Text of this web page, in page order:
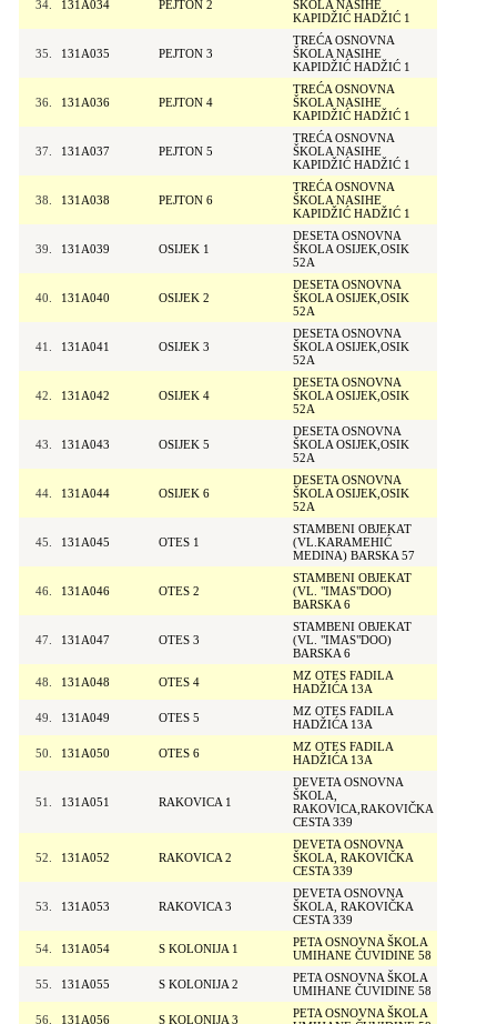
34. 131A034 PEJTON 2
ŠKOLA NASIHE
KAPIDŽIĆ HADŽIĆ 1
35. 131A035 PEJTON 3
TREĆA OSNOVNA
ŠKOLA NASIHE
KAPIDŽIĆ HADŽIĆ 1
36. 131A036 PEJTON 4
TREĆA OSNOVNA
ŠKOLA NASIHE
KAPIDŽIĆ HADŽIĆ 1
37. 131A037 PEJTON 5
TREĆA OSNOVNA
ŠKOLA NASIHE
KAPIDŽIĆ HADŽIĆ 1
38. 131A038 PEJTON 6
TREĆA OSNOVNA
ŠKOLA NASIHE
KAPIDŽIĆ HADŽIĆ 1
39. 131A039 OSIJEK 1
DESETA OSNOVNA
ŠKOLA OSIJEK,OSIK
52A
40. 131A040 OSIJEK 2
DESETA OSNOVNA
ŠKOLA OSIJEK,OSIK
52A
41. 131A041 OSIJEK 3
DESETA OSNOVNA
ŠKOLA OSIJEK,OSIK
52A
42. 131A042 OSIJEK 4
DESETA OSNOVNA
ŠKOLA OSIJEK,OSIK
52A
43. 131A043 OSIJEK 5
DESETA OSNOVNA
ŠKOLA OSIJEK,OSIK
52A
44. 131A044 OSIJEK 6
DESETA OSNOVNA
ŠKOLA OSIJEK,OSIK
52A
45. 131A045 OTES 1
STAMBENI OBJEKAT
(VL.KARAMEHIĆ
MEDINA) BARSKA 57
46. 131A046 OTES 2
STAMBENI OBJEKAT
(VL. "IMAS"DOO)
BARSKA 6
47. 131A047 OTES 3
STAMBENI OBJEKAT
(VL. "IMAS"DOO)
BARSKA 6
48. 131A048 OTES 4
MZ OTES FADILA
HADŽIĆA 13A
49. 131A049 OTES 5
MZ OTES FADILA
HADŽIĆA 13A
50. 131A050 OTES 6
MZ OTES FADILA
HADŽIĆA 13A
51. 131A051 RAKOVICA 1
DEVETA OSNOVNA
ŠKOLA,
RAKOVICA,RAKOVIČKA
CESTA 339
52. 131A052 RAKOVICA 2
DEVETA OSNOVNA
ŠKOLA, RAKOVIČKA
CESTA 339
53. 131A053 RAKOVICA 3
DEVETA OSNOVNA
ŠKOLA, RAKOVIČKA
CESTA 339
54. 131A054 S KOLONIJA 1
PETA OSNOVNA ŠKOLA
UMIHANE ČUVIDINE 58
55. 131A055 S KOLONIJA 2
PETA OSNOVNA ŠKOLA
UMIHANE ČUVIDINE 58
56. 131A056 S KOLONIJA 3
PETA OSNOVNA ŠKOLA